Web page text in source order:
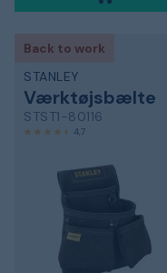
Back to work
STANLEY
Værktøjsbælte
STST1-80116
4,7